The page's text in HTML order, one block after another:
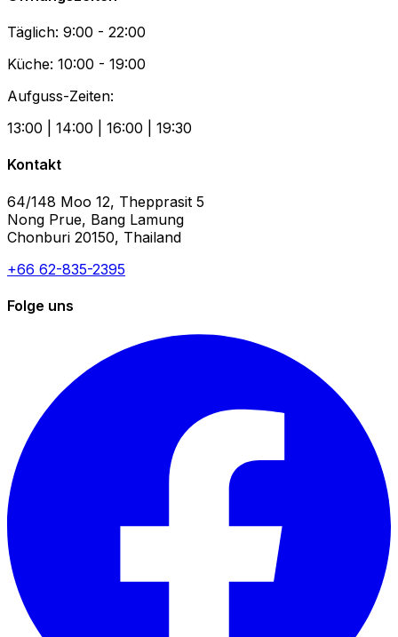
Täglich: 9:00 - 22:00
Küche: 10:00 - 19:00
Aufguss-Zeiten:
13:00 | 14:00 | 16:00 | 19:30
Kontakt
64/148 Moo 12, Thepprasit 5
Nong Prue, Bang Lamung
Chonburi 20150, Thailand
+66 62-835-2395
Folge uns